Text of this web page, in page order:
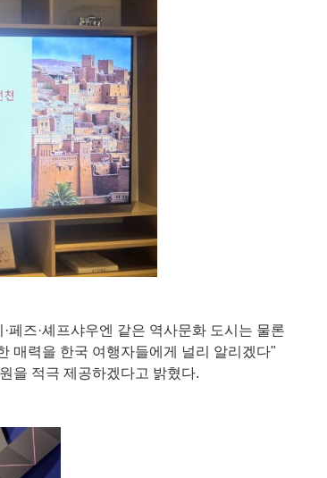
페즈·셰프샤우엔 같은 역사문화 도시는 물론
매력을 한국 여행자들에게 널리 알리겠다"
을 적극 제공하겠다고 밝혔다.